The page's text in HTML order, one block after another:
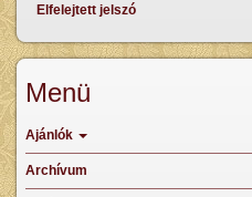
Elfelejtett jelszó
Menü
Ajánlók
Archívum